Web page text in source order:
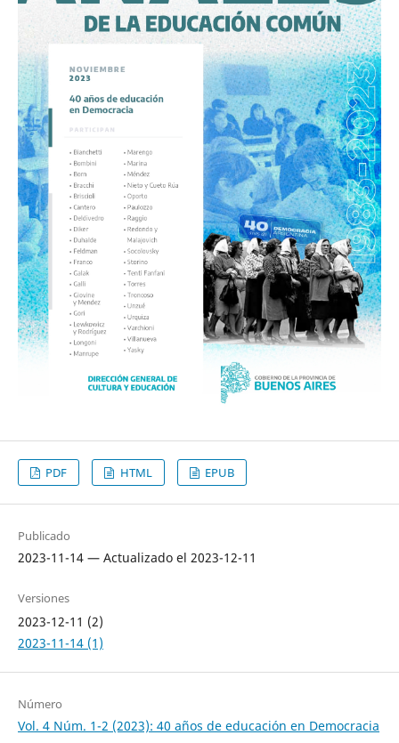
PDF HTML EPUB
Publicado
2023-11-14 — Actualizado el 2023-12-11
Versiones
2023-12-11 (2)
2023-11-14 (1)
Número
Vol. 4 Núm. 1-2 (2023): 40 años de educación en Democracia